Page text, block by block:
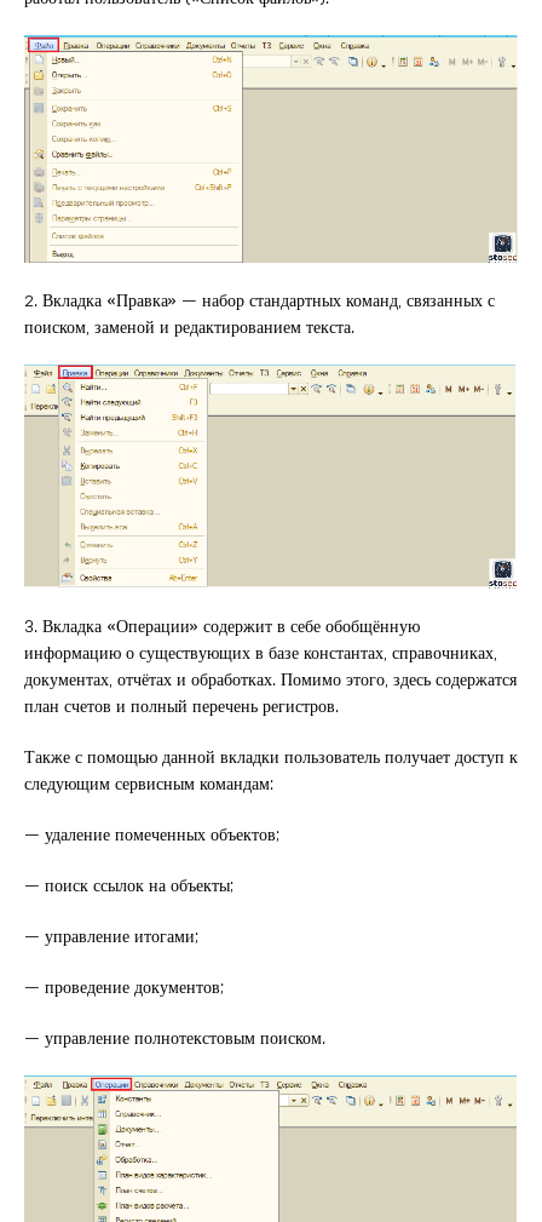
2. Вкладка «Правка» — набор стандартных команд, связанных с
поиском, заменой и редактированием текста.
3. Вкладка «Операции» содержит в себе обобщённую
информацию о существующих в базе константах, справочниках,
документах, отчётах и обработках. Помимо этого, здесь содержатся
план счетов и полный перечень регистров.
Также с помощью данной вкладки пользователь получает доступ к
следующим сервисным командам:
— удаление помеченных объектов;
— поиск ссылок на объекты;
— управление итогами;
— проведение документов;
— управление полнотекстовым поиском.